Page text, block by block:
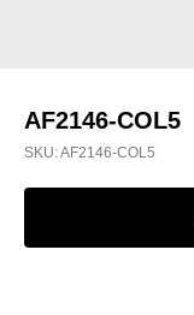
AF2146-COL5
SKU:AF2146-COL5